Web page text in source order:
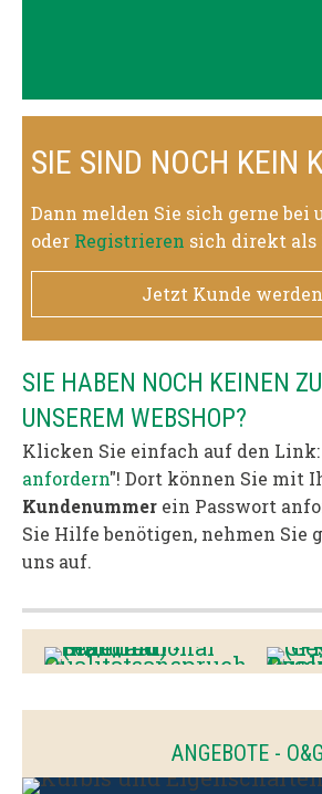
SIE SIND NOCH KEIN
Dann melden Sie sich gerne bei
oder Registrieren sich direkt als
Jetzt Kunde
SIE HABEN NOCH KEINEN
UNSEREM WEBSHOP?
Klicken Sie einfach auf den Link:
anfordern"! Dort können Sie mit
Kundenummer ein Passwort
Sie Hilfe benötigen, nehmen Sie
uns auf.
ANGEBOTE - O&G